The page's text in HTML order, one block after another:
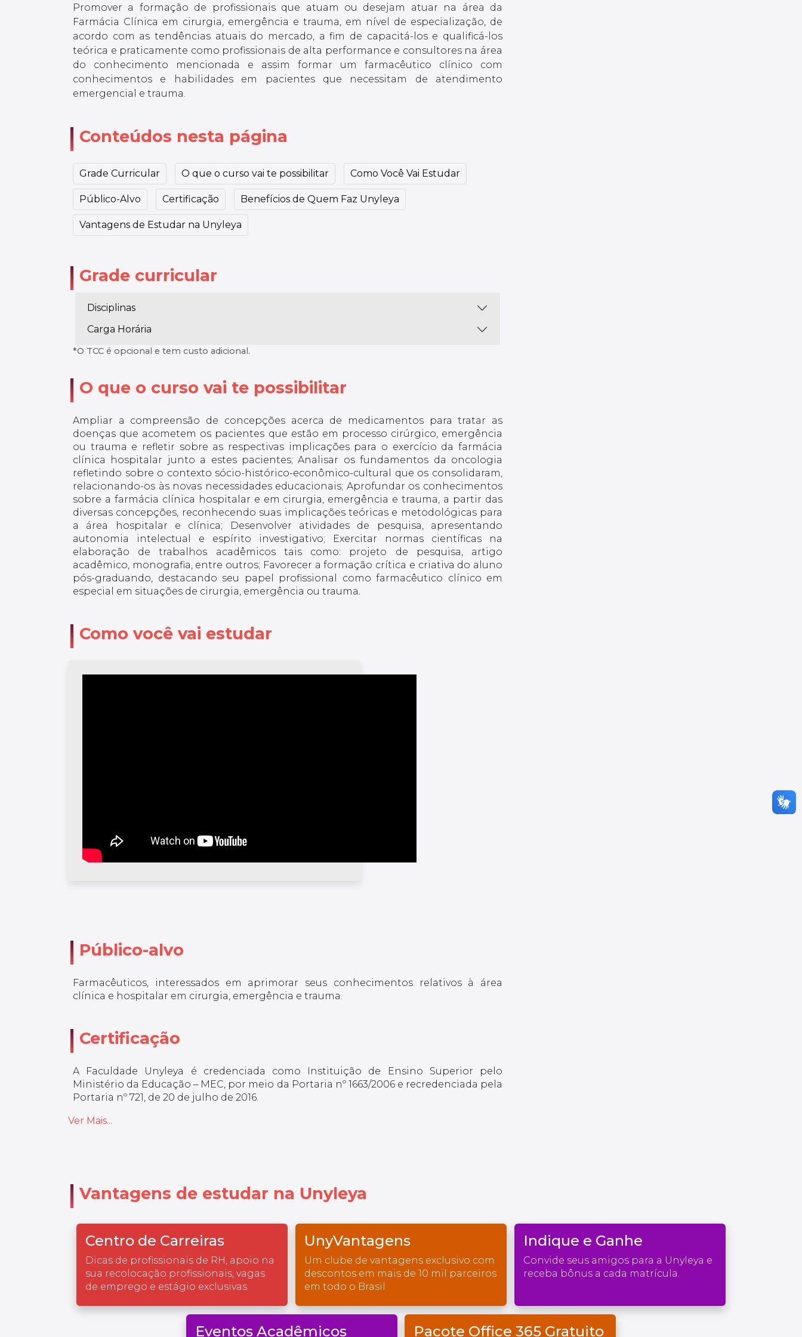
Promover a formação de profissionais que atuam ou desejam atuar na área da
Farmácia Clínica em cirurgia, emergência e trauma, em nível de especialização, de
acordo com as tendências atuais do mercado, a fim de capacitá-los e qualificá-los
teórica e praticamente como profissionais de alta performance e consultores na área
do conhecimento mencionada e assim formar um farmacêutico clínico com
conhecimentos e habilidades em pacientes que necessitam de atendimento
emergencial e trauma.
Conteúdos nesta página
Grade Curricular O que o curso vai te possibilitar Como Você Vai Estudar
Público-Alvo Certificação Benefícios de Quem Faz Unyleya
Vantagens de Estudar na Unyleya
Grade curricular
Disciplinas
Carga Horária
*O TCC é opcional e tem custo adicional.
O que o curso vai te possibilitar
Ampliar a compreensão de concepções acerca de medicamentos para tratar as
doenças que acometem os pacientes que estão em processo cirúrgico, emergência
ou trauma e refletir sobre as respectivas implicações para o exercício da farmácia
clínica hospitalar junto a estes pacientes; Analisar os fundamentos da oncologia
refletindo sobre o contexto sócio-histórico-econômico-cultural que os consolidaram,
relacionando-os às novas necessidades educacionais; Aprofundar os conhecimentos
sobre a farmácia clínica hospitalar e em cirurgia, emergência e trauma, a partir das
diversas concepções, reconhecendo suas implicações teóricas e metodológicas para
a área hospitalar e clínica; Desenvolver atividades de pesquisa, apresentando
autonomia intelectual e espírito investigativo; Exercitar normas científicas na
elaboração de trabalhos acadêmicos tais como: projeto de pesquisa, artigo
acadêmico, monografia, entre outros; Favorecer a formação crítica e criativa do aluno
pós-graduando, destacando seu papel profissional como farmacêutico clínico em
especial em situações de cirurgia, emergência ou trauma.
Como você vai estudar
Público-alvo
Farmacêuticos, interessados em aprimorar seus conhecimentos relativos à área
clínica e hospitalar em cirurgia, emergência e trauma.
Certificação
A Faculdade Unyleya é credenciada como Instituição de Ensino Superior pelo
Ministério da Educação – MEC, por meio da Portaria nº 1663/2006 e recredenciada pela
Portaria nº 721, de 20 de julho de 2016.
Ver Mais...
Vantagens de estudar na Unyleya
Centro de Carreiras
Dicas de profissionais de RH, apoio na
sua recolocação profissionais, vagas
de emprego e estágio exclusivas.
UnyVantagens
Um clube de vantagens exclusivo com
descontos em mais de 10 mil parceiros
em todo o Brasil.
Indique e Ganhe
Convide seus amigos para a Unyleya e
receba bônus a cada matrícula.
Eventos Acadêmicos
Pacote Office 365 Gratuito